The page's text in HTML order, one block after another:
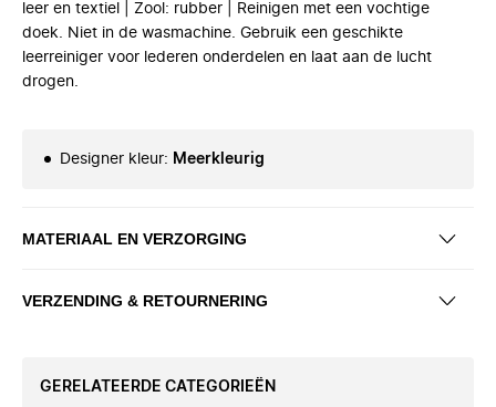
leer en textiel | Zool: rubber | Reinigen met een vochtige
doek. Niet in de wasmachine. Gebruik een geschikte
leerreiniger voor lederen onderdelen en laat aan de lucht
drogen.
Designer kleur: Meerkleurig
MATERIAAL EN VERZORGING
VERZENDING & RETOURNERING
GERELATEERDE CATEGORIEËN